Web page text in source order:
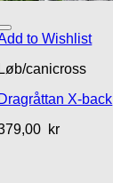
to Wishlist
Løb/canicross
Dragråttan X-back
kr